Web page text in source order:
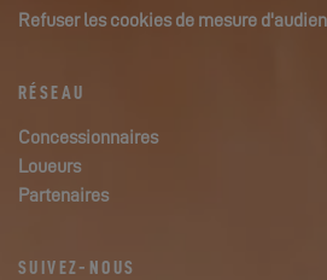
Refuser les cookies de mesure
RÉSEAU
Concessionnaires
Loueurs
Partenaires
SUIVEZ-NOUS